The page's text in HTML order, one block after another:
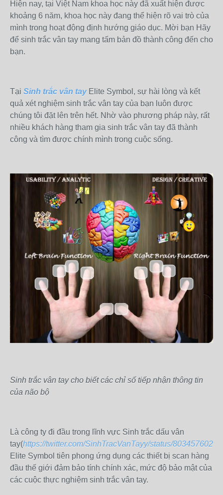
Hiện nay, tại Việt Nam khoa học này đã xuất hiện được
khoảng 6 năm, khoa học này đang thể hiện rõ vai trò của
mình trong hoạt động định hướng giáo dục. Mời bạn Hãy
để sinh trắc vân tay mang tấm bản đồ thành công đến cho
bạn.
Tại Sinh trắc vân tayElite Symbol, sự hài lòng và kết
quả xét nghiệm sinh trắc vân tay của bạn luôn được
chúng tôi đặt lên trên hết. Nhờ vào phương pháp này, rất
nhiều khách hàng tham gia sinh trắc vân tay đã thành
công và tìm được chính mình trong cuộc sống.
Sinh trắc vân tay cho biết các chỉ số tiếp nhận thông tin
của não bộ
Là công ty đi đầu trong lĩnh vực Sinh trắc dấu vân
tay(https://twitter.com/SinhTracVanTayy/status/
Elite Symbol tiên phong ứng dụng các thiết bị scan hàng
đầu thế giới đảm bảo tính chính xác, mức độ bảo mật của
các cuộc thực nghiệm sinh trắc vân tay.